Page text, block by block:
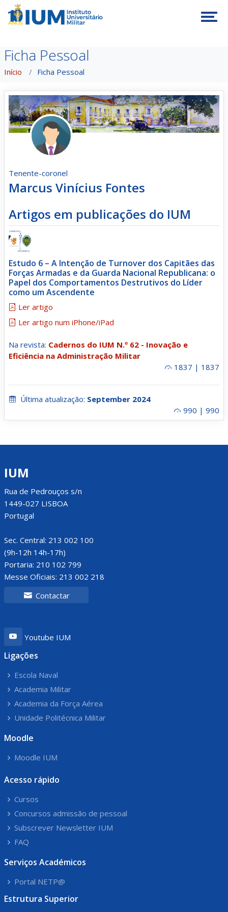
Ficha Pessoal
Início Ficha Pessoal
Tenente-coronel
Marcus Vinícius Fontes
Artigos em publicações do IUM
Estudo 6 – A Intenção de Turnover dos Capitães das
Forças Armadas e da Guarda Nacional Republicana: o
Papel dos Comportamentos Destrutivos do Líder
como um Ascendente
Ler artigo
Ler artigo num iPhone/iPad
Na revista: Cadernos do IUM N.º 62 - Inovação e
Eficiência na Administração Militar
1837 | 1837
Última atualização: September 2024
990 | 990
IUM
Rua de Pedrouços s/n
1449-027 LISBOA
Portugal
Sec. Central: 213 002 100
(9h-12h 14h-17h)
Portaria: 210 102 799
Messe Oficiais: 213 002 218
Contactar
Youtube IUM
Ligações
Escola Naval
Academia Militar
Academia da Força Aérea
Unidade Politécnica Militar
Moodle
Moodle IUM
Acesso rápido
Cursos
Concursos admissão de pessoal
Subscrever Newsletter IUM
FAQ
Serviços Académicos
Portal NETP@
Estrutura Superior